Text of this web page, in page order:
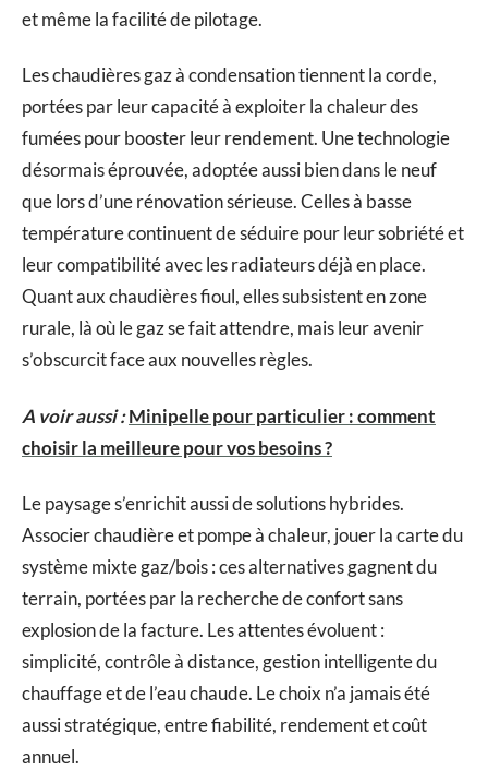
et même la facilité de pilotage.
Les chaudières gaz à condensation tiennent la corde,
portées par leur capacité à exploiter la chaleur des
fumées pour booster leur rendement. Une technologie
désormais éprouvée, adoptée aussi bien dans le neuf
que lors d’une rénovation sérieuse. Celles à basse
température continuent de séduire pour leur sobriété et
leur compatibilité avec les radiateurs déjà en place.
Quant aux chaudières fioul, elles subsistent en zone
rurale, là où le gaz se fait attendre, mais leur avenir
s’obscurcit face aux nouvelles règles.
A voir aussi :Minipelle pour particulier : comment
choisir la meilleure pour vos besoins ?
Le paysage s’enrichit aussi de solutions hybrides.
Associer chaudière et pompe à chaleur, jouer la carte du
système mixte gaz/bois : ces alternatives gagnent du
terrain, portées par la recherche de confort sans
explosion de la facture. Les attentes évoluent :
simplicité, contrôle à distance, gestion intelligente du
chauffage et de l’eau chaude. Le choix n’a jamais été
aussi stratégique, entre fiabilité, rendement et coût
annuel.